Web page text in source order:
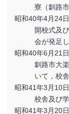
寮（釧路
昭和40年4月24日
開校式及
会が発足し
昭和40年6月21日
釧路市大
いて，校
昭和41年3月10日
校舎及び
昭和41年3月20